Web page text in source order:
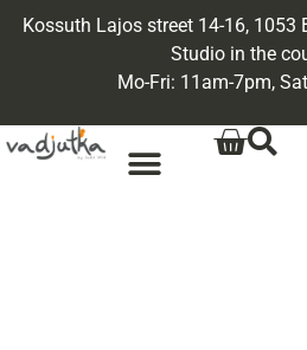
Kossuth Lajos street 14-16, 1053
Studio in the
Mo-Fri: 11am-7pm,